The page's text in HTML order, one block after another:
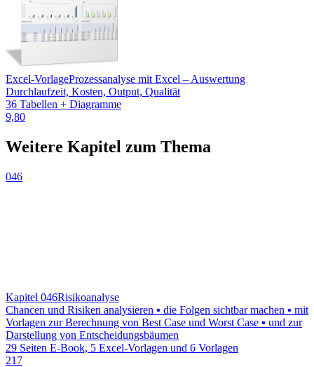
Excel-VorlageProzessanalyse mit Excel – Auswertung
Durchlaufzeit, Kosten, Output, Qualität
36 Tabellen + Diagramme
9,80
Weitere Kapitel zum Thema
046
Kapitel 046Risikoanalyse
Chancen und Risiken analysieren ▪ die Folgen sichtbar machen ▪ mit
Vorlagen zur Berechnung von Best Case und Worst Case ▪ und zur
Darstellung von Entscheidungsbäumen
29 Seiten E-Book, 5 Excel-Vorlagen und 6 Vorlagen
217